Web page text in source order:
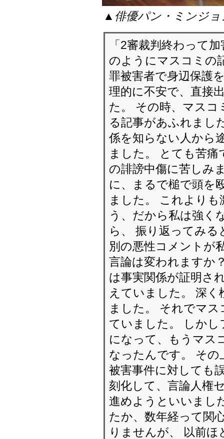
▲俳優パン・ミンジ
「2審裁判終わって
のようにマスコミの
罪被害者で身辺保護
理的に不安で、直接
た。 その時、マスコ
る記事があふれまし
係を知らない人から
ました。 とても苦痛
の誹謗中傷に苦しみ
に、まるで槌で頭を
ました。 これより
う、だから私は強く
ら、 振り返ってみ
別の悪性コメントが
言論は変われますか
は事実関係が証明さ
えていました。 深
ました。 それでマ
ていました。 しか
になって、もうマス
なったんです。 その
被害事件に対しても
刻化して、言論人権
進めようといいまし
たか、数年経って関
りませんが、 以前